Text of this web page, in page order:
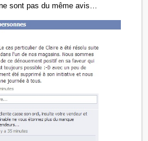
sont pas du même avis…